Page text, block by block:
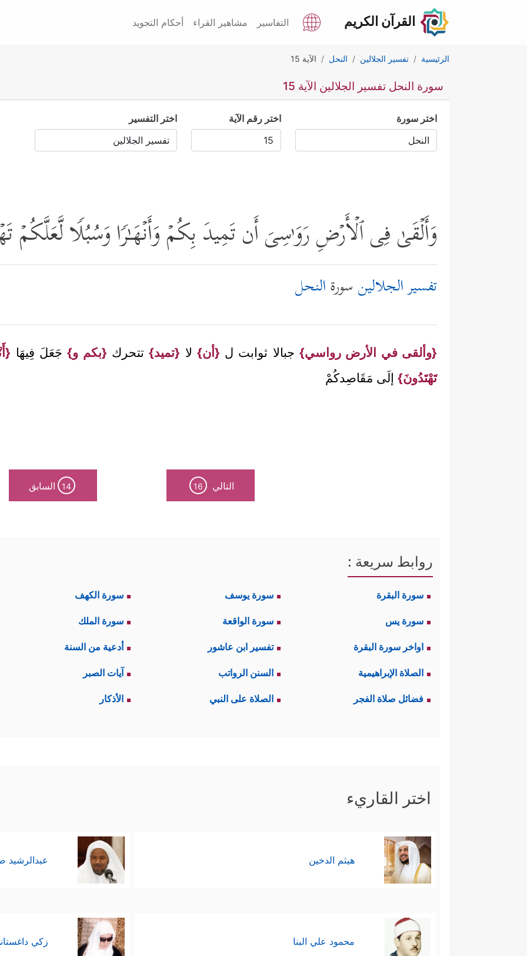
القرآن الكريم التفاسير مشاهير القراء أحكام التجويد
الرئيسية تفسير الجلالين النحل الآية 15
سورة النحل تفسير الجلالين الآية 15
اختر سورة اختر رقم الآية اختر التفسير
وَأَلۡقَىٰ فِی ٱلۡأَرۡضِ رَوَ ٰ⁠سِیَ أَن تَمِیدَ بِكُمۡ وَأَنۡهَـٰرࣰا وَسُبُلࣰا لَّعَلَّكُمۡ
تفسير الجلالين سورةالنحل
{وألقى في الأرض رواسي}جبالا ثوابت ل {أن} لا {تميد}تتحرك {بكم و}جَعَلَ فِيهَا
تَهْتَدُونَ} إلَى مَقَاصِدكُمْ
التالي 16
14 السابق
روابط سريعة :
سورة البقرة سورة يوسف سورة الكهف
سورة يس سورة الواقعة سورة الملك
اواخر سورة البقرة تفسير ابن عاشور أدعية من السنة
الصلاة الإبراهيمية السنن الرواتب آيات الصبر
فضائل صلاة الفجر الصلاة على النبي الأذكار
اختر القاريء
هيثم الدخين عبدالرشيد
محمود علي البنا زكي